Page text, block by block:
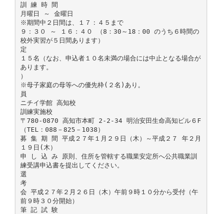
訓 練 時 間
月曜日 ～ 金曜日
※期間中２日間は、１７：４５まで
９：３０ ～ １６：４０ （8：30～18：00 のうち６時間の
校外実習が５日間あります）
定
１５名（なお、申込者１０名未満の場合には中止となる場合が
あります。
）
※母子家庭の母等への優先枠(２名)あり。
員
ニチイ学館 高知校
訓練実施校
〒780-0870 高知市本町 2-2-34 明治安田生命高知ビル６F
（TEL：088－825－1038）
募 集 期 間 平成２７年１月２９日（木）～平成２７ 年２月
１９日(木）
申 し 込 み 原則、住所を管轄する職業安定所へ公共職業訓
練受講申込書を提出してください。
選
考
会 平成２７年２月２６日（木）午前９時１０分から受付（午
前９時３０分開始）
筆 記 試 験